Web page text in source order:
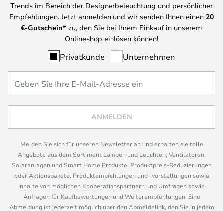
Trends im Bereich der Designerbeleuchtung und persönlicher
Empfehlungen. Jetzt anmelden und wir senden Ihnen einen 20
€-Gutschein* zu, den Sie bei Ihrem Einkauf in unserem
Onlineshop einlösen können!
Privatkunde Unternehmen
ANMELDEN
Melden Sie sich für unseren Newsletter an und erhalten sie tolle
Angebote aus dem Sortiment Lampen und Leuchten, Ventilatoren,
Solaranlagen und Smart Home Produkte, Produktpreis-Reduzierungen
oder Aktionspakete, Produktempfehlungen und -vorstellungen sowie
Inhalte von möglichen Kooperationspartnern und Umfragen sowie
Anfragen für Kaufbewertungen und Weiterempfehlungen. Eine
Abmeldung ist jederzeit möglich über den Abmeldelink, den Sie in jedem